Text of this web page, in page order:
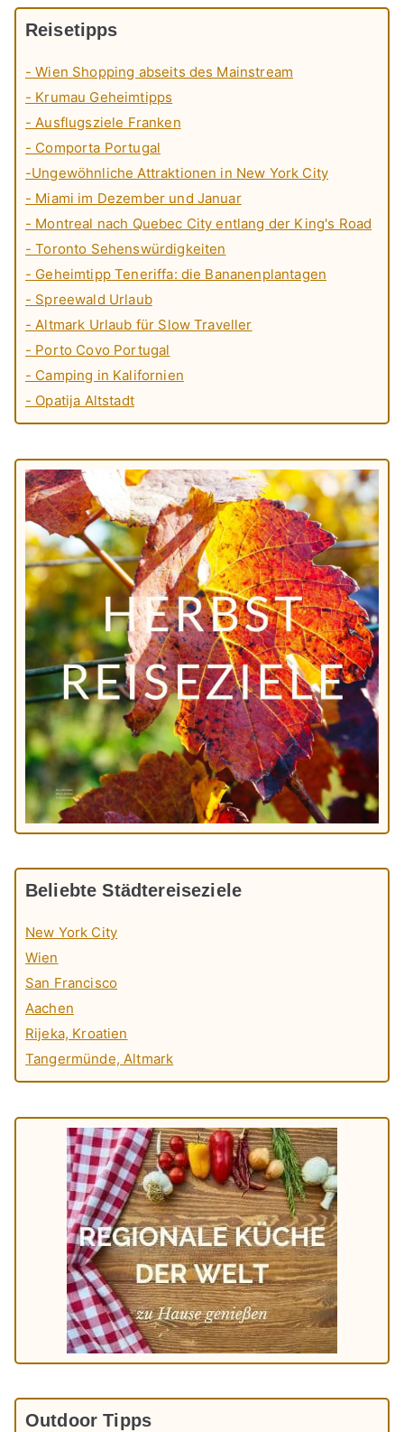
Reisetipps
- Wien Shopping abseits des Mainstream
- Krumau Geheimtipps
- Ausflugsziele Franken
- Comporta Portugal
-Ungewöhnliche Attraktionen in New York City
- Miami im Dezember und Januar
- Montreal nach Quebec City entlang der King's Road
- Toronto Sehenswürdigkeiten
- Geheimtipp Teneriffa: die Bananenplantagen
- Spreewald Urlaub
- Altmark Urlaub für Slow Traveller
- Porto Covo Portugal
- Camping in Kalifornien
- Opatija Altstadt
Beliebte Städtereiseziele
New York City
Wien
San Francisco
Aachen
Rijeka, Kroatien
Tangermünde, Altmark
Outdoor Tipps